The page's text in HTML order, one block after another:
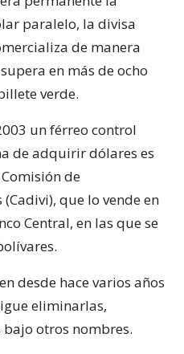
paralelo, la divisa
de manera
en más de ocho
verde.
un férreo control
de adquirir dólares es
de
que lo vende en
Central, en las que se
desde hace varios años
eliminarlas,
bajo otros nombres.